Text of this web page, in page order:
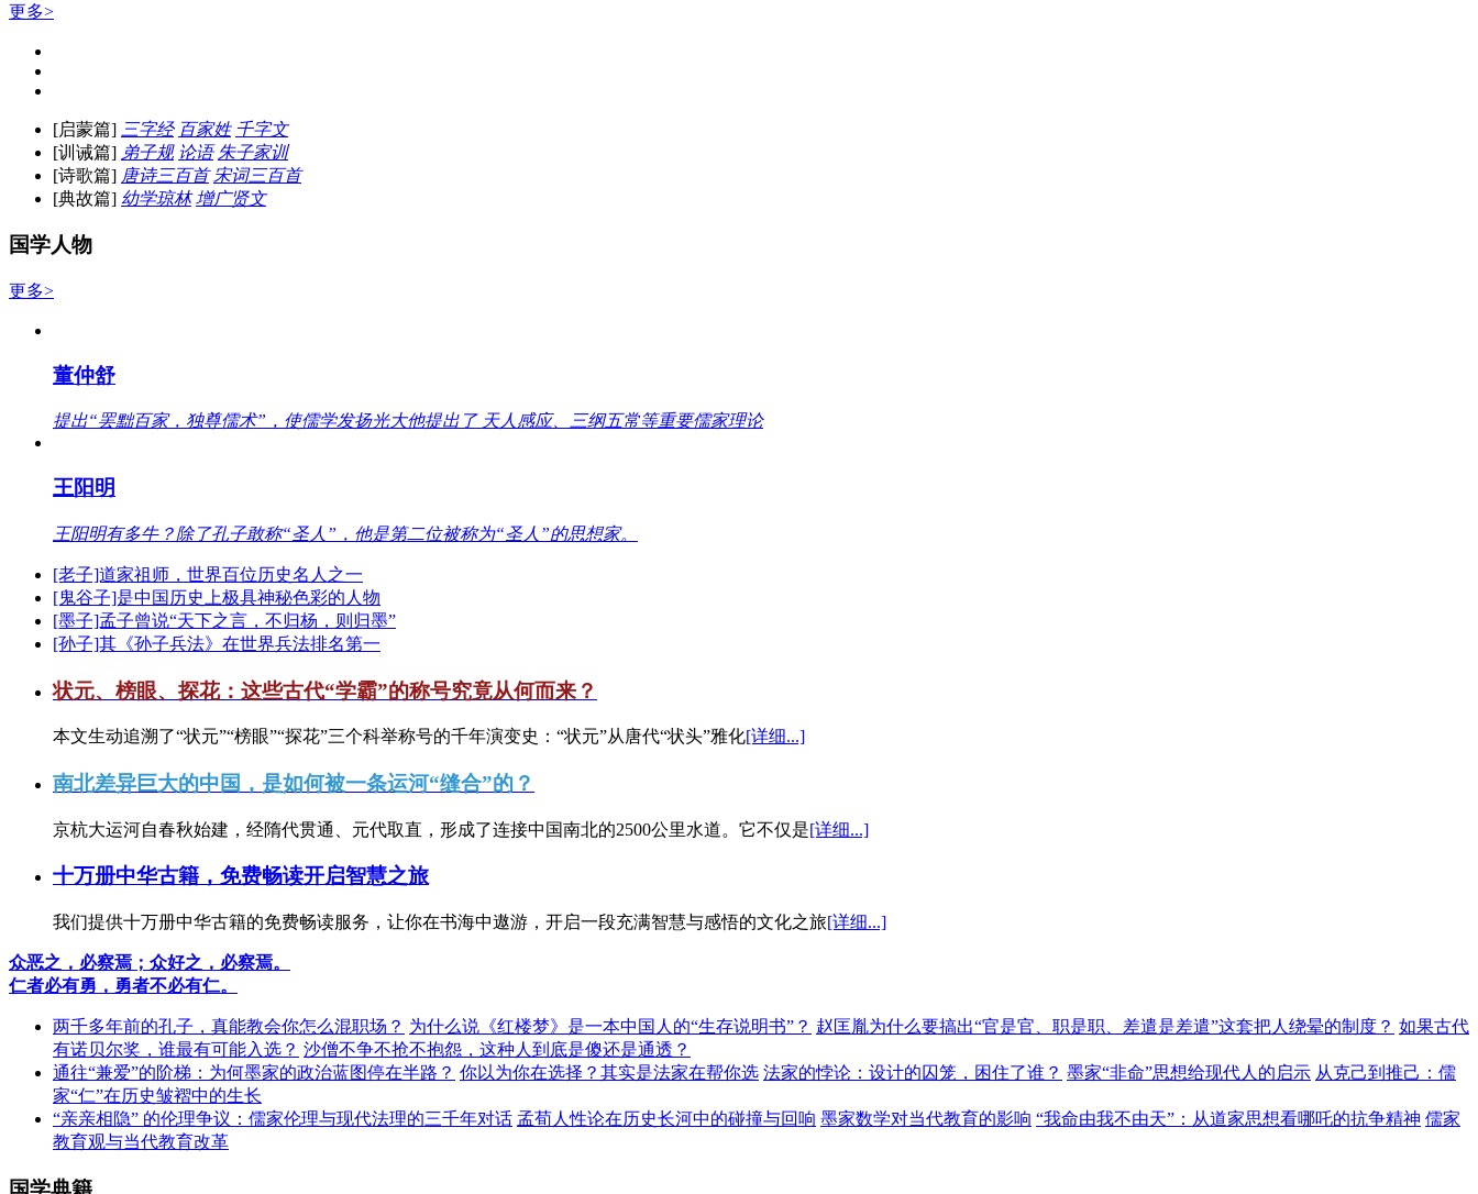
更多>
[启蒙篇] 三字经 百家姓 千字文
[训诫篇] 弟子规 论语 朱子家训
[诗歌篇] 唐诗三百首 宋词三百首
[典故篇] 幼学琼林 增广贤文
国学人物
更多>
董仲舒
提出“罢黜百家，独尊儒术”，使儒学发扬光大他提出了 天人感应、三纲五常等重要儒家理论
王阳明
王阳明有多牛？除了孔子敢称“圣人”，他是第二位被称为“圣人”的思想家。
[老子]道家祖师，世界百位历史名人之一
[鬼谷子]是中国历史上极具神秘色彩的人物
[墨子]孟子曾说“天下之言，不归杨，则归墨”
[孙子]其《孙子兵法》在世界兵法排名第一
状元、榜眼、探花：这些古代“学霸”的称号究竟从何而来？
本文生动追溯了“状元”“榜眼”“探花”三个科举称号的千年演变史：“状元”从唐代“状头”雅化[详细...]
南北差异巨大的中国，是如何被一条运河“缝合”的？
京杭大运河自春秋始建，经隋代贯通、元代取直，形成了连接中国南北的2500公里水道。它不仅是[详细...]
十万册中华古籍，免费畅读开启智慧之旅
我们提供十万册中华古籍的免费畅读服务，让你在书海中遨游，开启一段充满智慧与感悟的文化之旅[详细...]
众恶之，必察焉；众好之，必察焉。
仁者必有勇，勇者不必有仁。
两千多年前的孔子，真能教会你怎么混职场？ 为什么说《红楼梦》是一本中国人的“生存说明书”？ 赵匡胤为什么要搞出“官是官、职是职、差遣是差遣”这套把人绕晕的制度？ 如果古代
有诺贝尔奖，谁最有可能入选？ 沙僧不争不抢不抱怨，这种人到底是傻还是通透？
通往“兼爱”的阶梯：为何墨家的政治蓝图停在半路？ 你以为你在选择？其实是法家在帮你选 法家的悖论：设计的囚笼，困住了谁？ 墨家“非命”思想给现代人的启示 从克己到推己：儒
家“仁”在历史皱褶中的生长
“亲亲相隐” 的伦理争议：儒家伦理与现代法理的三千年对话 孟荀人性论在历史长河中的碰撞与回响 墨家数学对当代教育的影响 “我命由我不由天”：从道家思想看哪吒的抗争精神 儒家
教育观与当代教育改革
国学典籍